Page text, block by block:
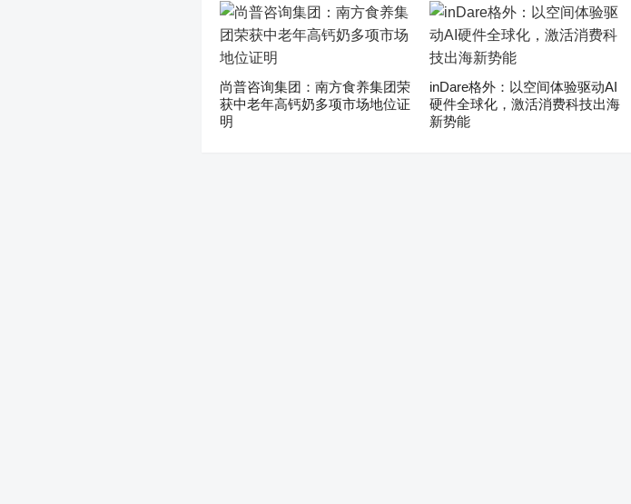
尚普咨询集团：南方食养集团荣
获中老年高钙奶多项市场地位证
明
inDare格外：以空间体验驱动AI
硬件全球化，激活消费科技出海
新势能